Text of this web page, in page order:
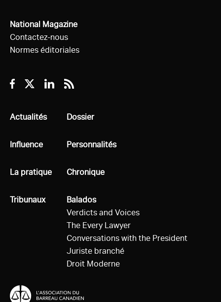
National Magazine
Contactez-nous
Normes éditoriales
Facebook
TwitterLinkedin
RSS
Tous
Actualités
Tous
Influence
Tous
La pratique
Tous
Tribunaux
Tous
Dossier
Tous
Personnalités
Tous
Chronique
Tous
Balados
Verdicts and Voices
The Every Lawyer
Conversations with the President
Juriste branché
Droit Moderne